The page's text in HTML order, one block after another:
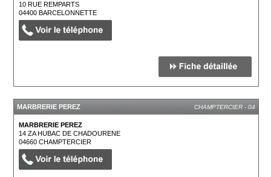
10 RUE REMPARTS
04400BARCELONNETTE
MARBRERIE PEREZ CHAMPTERCIER - 04
MARBRERIE PEREZ
14 ZA HUBAC DE CHADOURENE
04660CHAMPTERCIER